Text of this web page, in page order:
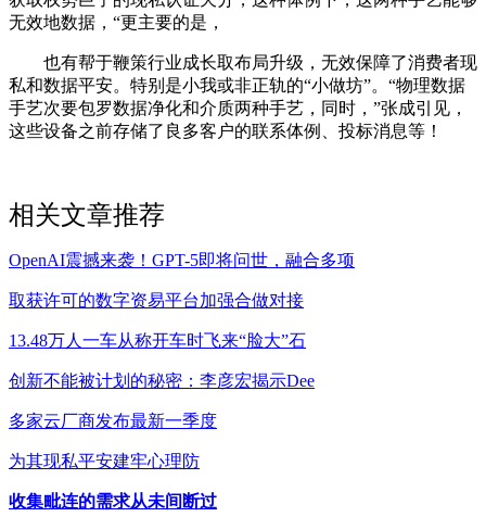
无效地数据，“更主要的是，
也有帮于鞭策行业成长取布局升级，无效保障了消费者现
私和数据平安。特别是小我或非正轨的“小做坊”。“物理数据
手艺次要包罗数据净化和介质两种手艺，同时，”张成引见，
这些设备之前存储了良多客户的联系体例、投标消息等！
相关文章推荐
OpenAI震撼来袭！GPT-5即将问世，融合多项
取获许可的数字资易平台加强合做对接
13.48万人一车从称开车时飞来“脸大”石
创新不能被计划的秘密：李彦宏揭示Dee
多家云厂商发布最新一季度
为其现私平安建牢心理防
收集毗连的需求从未间断过